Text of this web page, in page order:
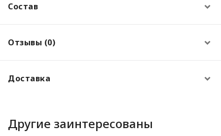
Состав
Отзывы (0)
Доставка
Другие заинтересованы